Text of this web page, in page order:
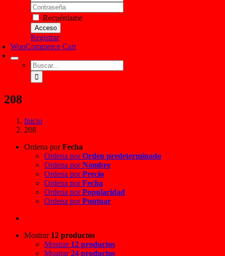
Contraseña
Recuérdame
Registrar
WooCommerce Cart
Buscar:
208
Inicio
208
Ordena porFecha
Ordena porOrden predeterminado
Ordena porNombre
Ordena porPrecio
Ordena porFecha
Ordena porPopularidad
Ordena porPuntuar
Mostrar 12 productos
Mostrar 12 productos
Mostrar24 productos